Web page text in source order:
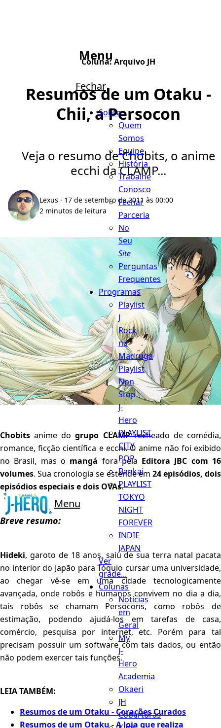
Menu
Menu
Fechar
Sobre
Quem
Somos
Equipe
História
Trabalhe
Conosco
Fechar
Parceria
No
Seu
Site
Perguntas
Frequentes
Programas
Playlist
J
Rock
na
Madruga
Playlist
Non
Stop
J-
Hero
PLAYLIST
CITY
POP
Bankai
PLAYLIST
TOKYO
NIGHT
FOREVER
INDIE
JAPAN
Ver
grade...
Colunas
Notícias
em
Geral
My
J-
Hero
Academia
Okaeri
JH
Coberturas
Coluna:Arquivo JH
Resumos de um Otaku -
Chii, a Persocon
Veja o resumo de Chobits, o anime
ecchi da CLAMP...
Lexus · 17 de setembro de 2011 às 00:00
2 minutos de leitura
Chobitsanime dogrupo CLAMPrecheado de comédia,
romance, ficção científica e ecchi. O anime não foi exibido
no Brasil, mas o mangá fora pela Editora JBC com 16
volumes. Sua cronologia se estende em 24 episódios, dois
episódios especiais e dois OVAs.
Breve resumo:
Hideki, garoto de 18 anos, saiu de sua terra natal pacata
no interior do Japão para Tóquio cursar uma universidade,
ao chegar vê-se em uma cidade tecnologicamente
avançada, onde robôs e humanos convivem no dia a dia,
tais robôs se chamam Persocons, como robôs de
estimação, podendo ajudá-los em tarefas de casa,
comércio, pesquisa por internet, etc. Porém para tal
precisam possuir um software com tais dados, ou então
não podem exercer tais funções.
LEIA TAMBÉM:
Resumos de um Otaku - Corações Curados
Resumos de um Otaku - A loja que realiza